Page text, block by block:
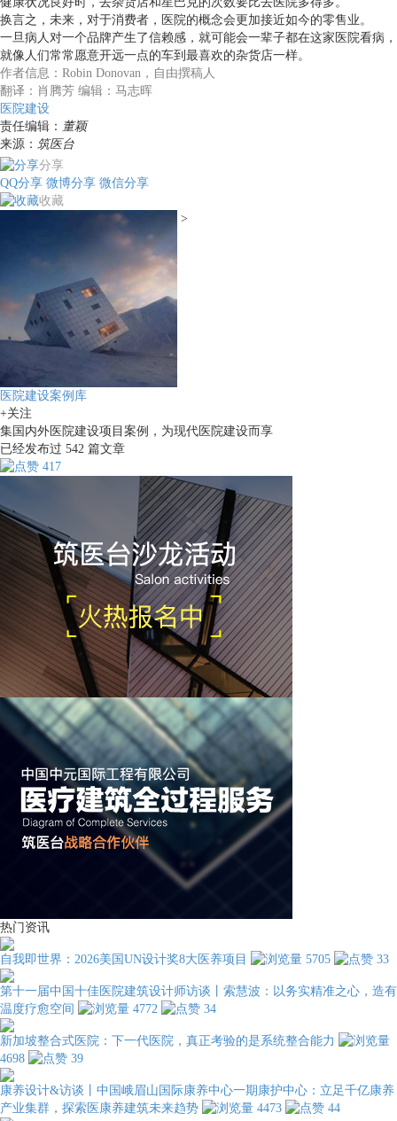
换言之，未来，对于消费者，医院的概念会更加接近如今的零售业。
一旦病人对一个品牌产生了信赖感，就可能会一辈子都在这家医院看病，
就像人们常常愿意开远一点的车到最喜欢的杂货店一样。
作者信息：Robin Donovan，自由撰稿人
翻译：肖腾芳 编辑：马志晖
医院建设
责任编辑： 董颖
来源： 筑医台
分享
QQ分享 微博分享 微信分享
收藏
>
医院建设案例库
+关注
集国内外医院建设项目案例，为现代医院建设而享
已经发布过 542 篇文章
417
热门资讯
自我即世界：2026美国UN设计奖8大医养项目 5705 33
第十一届中国十佳医院建筑设计师访谈丨索慧波：以务实精准之心，造有
温度疗愈空间
4772 34
新加坡整合式医院：下一代医院，真正考验的是系统整合能力
4698
39
康养设计&访谈丨中国峨眉山国际康养中心一期康护中心：立足千亿康养
产业集群，探索医康养建筑未来趋势
4473 44